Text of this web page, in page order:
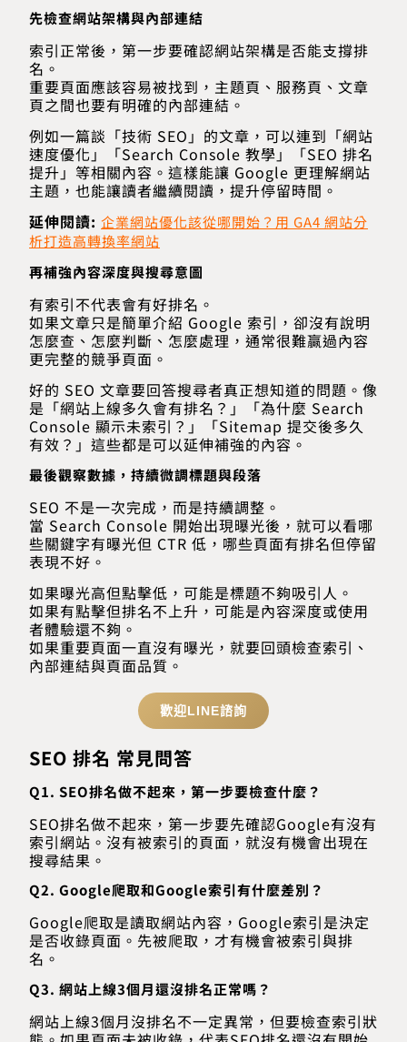
先檢查網站架構與內部連結
索引正常後，第一步要確認網站架構是否能支撐排
名。
重要頁面應該容易被找到，主題頁、服務頁、文章
頁之間也要有明確的內部連結。
例如一篇談「技術 SEO」的文章，可以連到「網站
速度優化」「Search Console 教學」「SEO 排名
提升」等相關內容。這樣能讓 Google 更理解網站
主題，也能讓讀者繼續閱讀，提升停留時間。
延伸閱讀: 企業網站優化該從哪開始？用 GA4 網站分
析打造高轉換率網站
再補強內容深度與搜尋意圖
有索引不代表會有好排名。
如果文章只是簡單介紹 Google 索引，卻沒有說明
怎麼查、怎麼判斷、怎麼處理，通常很難贏過內容
更完整的競爭頁面。
好的 SEO 文章要回答搜尋者真正想知道的問題。像
是「網站上線多久會有排名？」「為什麼 Search
Console 顯示未索引？」「Sitemap 提交後多久
有效？」這些都是可以延伸補強的內容。
最後觀察數據，持續微調標題與段落
SEO 不是一次完成，而是持續調整。
當 Search Console 開始出現曝光後，就可以看哪
些關鍵字有曝光但 CTR 低，哪些頁面有排名但停留
表現不好。
如果曝光高但點擊低，可能是標題不夠吸引人。
如果有點擊但排名不上升，可能是內容深度或使用
者體驗還不夠。
如果重要頁面一直沒有曝光，就要回頭檢查索引、
內部連結與頁面品質。
歡迎LINE諮詢
SEO 排名 常見問答
Q1. SEO排名做不起來，第一步要檢查什麼？
SEO排名做不起來，第一步要先確認Google有沒有
索引網站。沒有被索引的頁面，就沒有機會出現在
搜尋結果。
Q2. Google爬取和Google索引有什麼差別？
Google爬取是讀取網站內容，Google索引是決定
是否收錄頁面。先被爬取，才有機會被索引與排
名。
Q3. 網站上線3個月還沒排名正常嗎？
網站上線3個月沒排名不一定異常，但要檢查索引狀